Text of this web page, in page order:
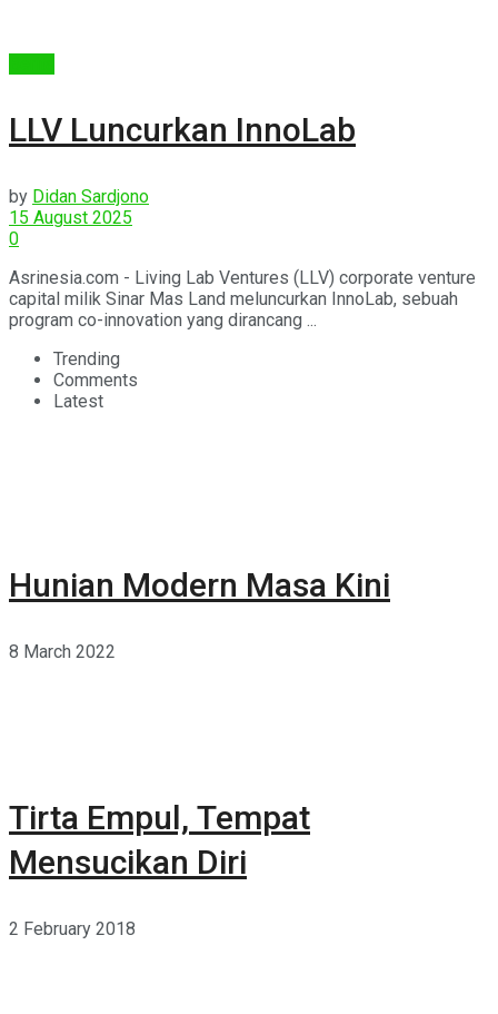
LLV Luncurkan InnoLab
by Didan Sardjono
15 August 2025
0
Asrinesia.com - Living Lab Ventures (LLV) corporate venture
capital milik Sinar Mas Land meluncurkan InnoLab, sebuah
program co-innovation yang dirancang ...
Trending
Comments
Latest
Hunian Modern Masa Kini
8 March 2022
Tirta Empul, Tempat
Mensucikan Diri
2 February 2018